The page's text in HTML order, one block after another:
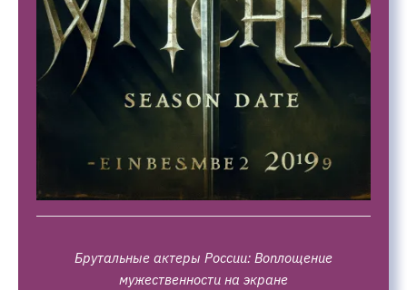
Брутальные актеры России: Воплощение
мужественности на экране